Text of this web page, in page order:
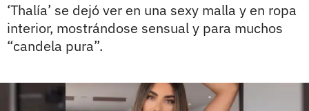
‘Thalía’ se dejó ver en una sexy malla y en ropa
interior, mostrándose sensual y para muchos
“candela pura”.